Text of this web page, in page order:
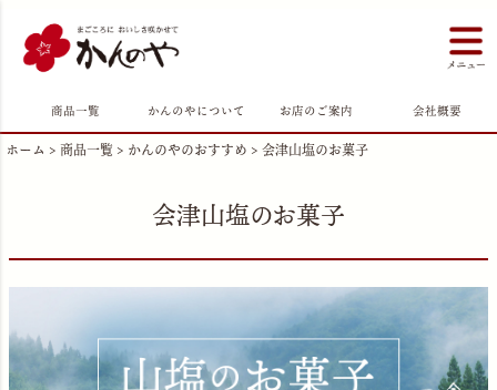
商品一覧 かんのやについて お店のご案内 会社概要
ホーム 商品一覧 かんのやのおすすめ 会津山塩のお菓子
会津山塩のお菓子